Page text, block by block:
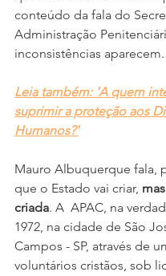
conteúdo da fala do
Administração
inconsistências aparecem.
Leia também: 'A quem
suprimir a proteção aos
Humanos?'
Mauro Albuquerque fala,
que o Estado vai criar,
criada. A  APAC, na
1972, na cidade de São
Campos - SP, através de
voluntários cristãos, sob